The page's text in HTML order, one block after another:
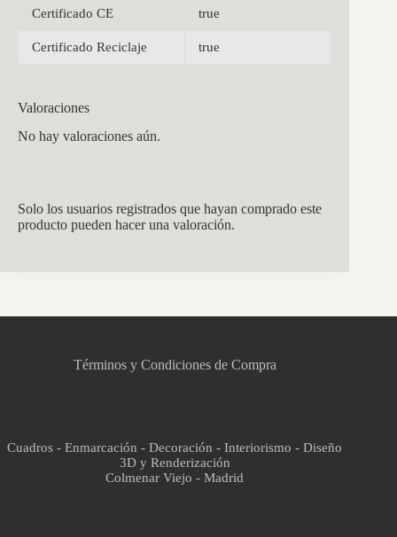
Certificado CE true
Certificado Reciclaje true
Valoraciones
No hay valoraciones aún.
Solo los usuarios registrados que hayan comprado este
producto pueden hacer una valoración.
Términos y Condiciones de Compra
Cuadros - Enmarcación - Decoración - Interiorismo - Diseño
3D y Renderización
Colmenar Viejo - Madrid
Asistente virtual · En línea